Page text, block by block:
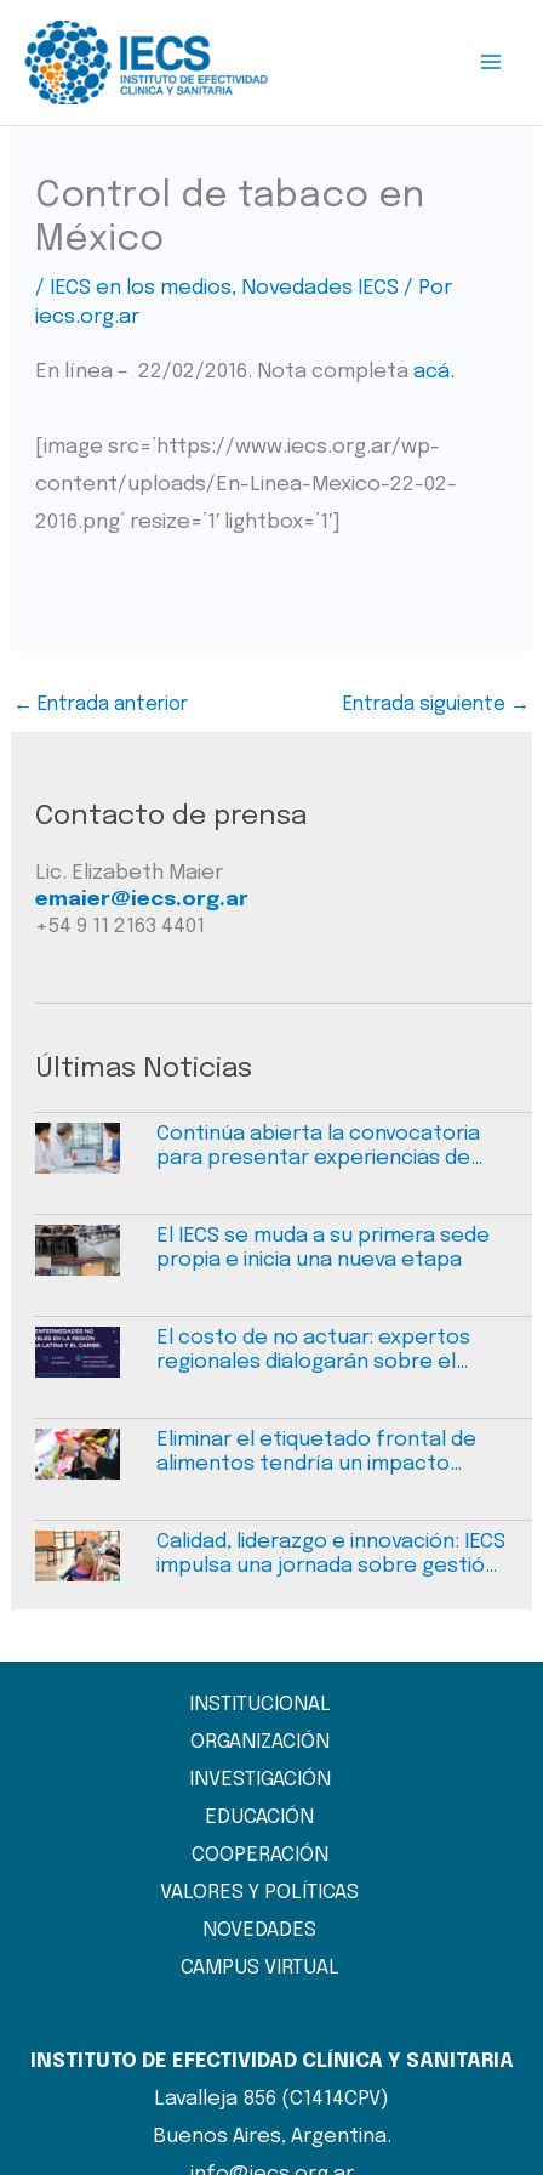
contenido
Control de tabaco en
México
/ IECS en los medios, Novedades IECS / Por
iecs.org.ar
En línea – 22/02/2016. Nota completaacá.
[image src=’https://www.iecs.org.ar/wp-
content/uploads/En-Linea-Mexico-22-02-
2016.png’ resize=’1′ lightbox=’1′]
← Entrada anterior Entrada siguiente →
Contacto de prensa
Lic. Elizabeth Maier
emaier@iecs.org.ar
+54 9 11 2163 4401
Últimas Noticias
Continúa abierta la convocatoria
para presentar experiencias de
El IECS se muda a su primera sede
propia e inicia una nueva etapa
El costo de no actuar: expertos
regionales dialogarán sobre el
Eliminar el etiquetado frontal de
alimentos tendría un impacto
Calidad, liderazgo e innovación: IECS
impulsa una jornada sobre gestión
INSTITUCIONAL
ORGANIZACIÓN
INVESTIGACIÓN
EDUCACIÓN
COOPERACIÓN
VALORES Y POLÍTICAS
NOVEDADES
CAMPUS VIRTUAL
INSTITUTO DE EFECTIVIDAD CLÍNICA Y SANITARIA
Lavalleja 856 (C1414CPV)
Buenos Aires, Argentina.